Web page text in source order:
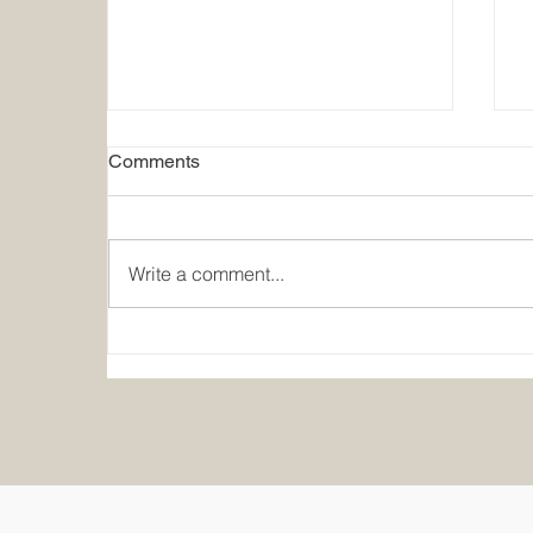
ท้องฟ้าเนปาลสู่แคนาดา เส้น
Comments
Write a comment...